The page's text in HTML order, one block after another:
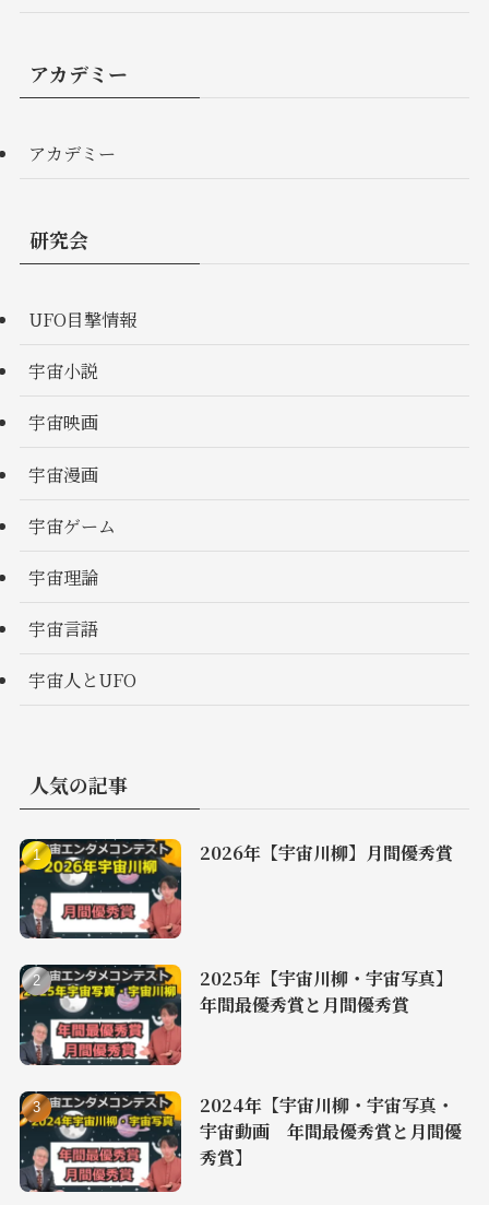
アカデミー
アカデミー
研究会
UFO目撃情報
宇宙小説
宇宙映画
宇宙漫画
宇宙ゲーム
宇宙理論
宇宙言語
宇宙人とUFO
人気の記事
2026年【宇宙川柳】月間優秀賞
2025年【宇宙川柳・宇宙写真】
年間最優秀賞と月間優秀賞
2024年【宇宙川柳・宇宙写真・
宇宙動画 年間最優秀賞と月間優
秀賞】